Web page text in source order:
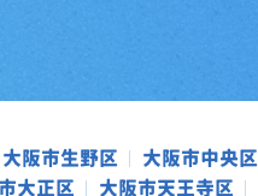
大阪市生野区 大阪市中央区
大正区 大阪市天王寺区